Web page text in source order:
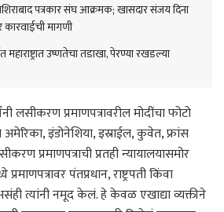
पत्रकार संघ आक्रमक; खासदार संजय दिना
कारवाईची मागणी
उष्णतेचा तडाखा, पेरण्या रखडल्या
लसीकरण प्रमाणपत्रावरील मोदींचा फोटो
इंडोनेशिया, इस्राईल, कुवेत, फ्रांस
प्रमाणपत्राची प्रतही न्यायालयासमोर
पंतप्रधान, राष्ट्रपती किंवा
असंही त्यांनी नमूद केलं. हे केवळ एखाद्या व्यक्तीने